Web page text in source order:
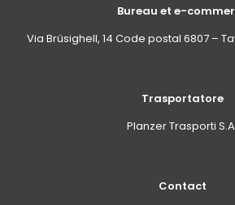
Bureau et e-
Via Brüsighell, 14 Code postal 6807 –
Trasportatore
Planzer Trasporti
Contact